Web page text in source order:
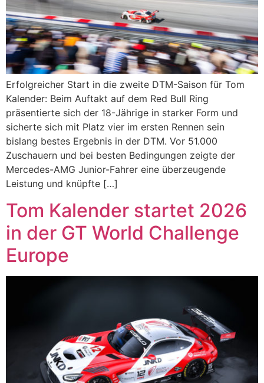
Erfolgreicher Start in die zweite DTM-Saison für Tom
Kalender: Beim Auftakt auf dem Red Bull Ring
präsentierte sich der 18-Jährige in starker Form und
sicherte sich mit Platz vier im ersten Rennen sein
bislang bestes Ergebnis in der DTM. Vor 51.000
Zuschauern und bei besten Bedingungen zeigte der
Mercedes-AMG Junior-Fahrer eine überzeugende
Leistung und knüpfte […]
Tom Kalender startet 2026
in der GT World Challenge
Europe